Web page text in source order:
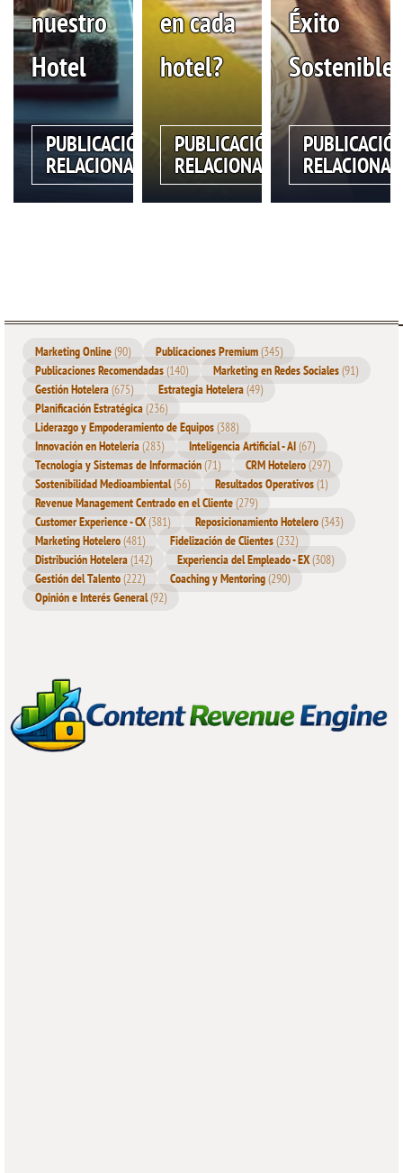
nuestro
Hotel
PUBLICACIÓN
RELACIONADA
en cada
hotel?
PUBLICACIÓN
RELACIONADA
Éxito
Sostenible
Marketing Online(90) Publicaciones Premium(345)
Publicaciones Recomendadas(140) Marketing en Redes Sociales(91)
Gestión Hotelera(675) Estrategia Hotelera(49)
Planificación Estratégica(236)
Liderazgo y Empoderamiento de Equipos(388)
Innovación en Hotelería(283) Inteligencia Artificial - AI(67)
Tecnología y Sistemas de Información(71) CRM Hotelero(297)
Sostenibilidad Medioambiental(56) Resultados Operativos(1)
Revenue Management Centrado en el Cliente(279)
Customer Experience - CX(381) Reposicionamiento Hotelero(343)
Marketing Hotelero(481) Fidelización de Clientes(232)
Distribución Hotelera(142) Experiencia del Empleado - EX(308)
Gestión del Talento(222) Coaching y Mentoring(290)
Opinión e Interés General(92)